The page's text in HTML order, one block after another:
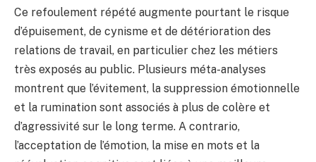
Ce refoulement répété augmente pourtant le risque
d’épuisement, de cynisme et de détérioration des
relations de travail, en particulier chez les métiers
très exposés au public. Plusieurs méta-analyses
montrent que l’évitement, la suppression émotionnelle
et la rumination sont associés à plus de colère et
d’agressivité sur le long terme. A contrario,
l’acceptation de l’émotion, la mise en mots et la